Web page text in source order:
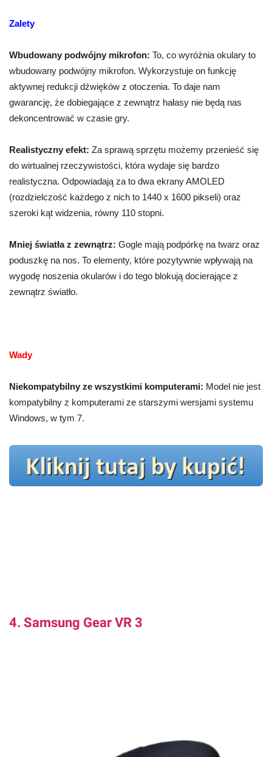
Zalety
Wbudowany podwójny mikrofon: To, co wyróżnia okulary to
wbudowany podwójny mikrofon. Wykorzystuje on funkcję
aktywnej redukcji dźwięków z otoczenia. To daje nam
gwarancję, że dobiegające z zewnątrz hałasy nie będą nas
dekoncentrować w czasie gry.
Realistyczny efekt: Za sprawą sprzętu możemy przenieść się
do wirtualnej rzeczywistości, która wydaje się bardzo
realistyczna. Odpowiadają za to dwa ekrany AMOLED
(rozdzielczość każdego z nich to 1440 x 1600 pikseli) oraz
szeroki kąt widzenia, równy 110 stopni.
Mniej światła z zewnątrz: Gogle mają podpórkę na twarz oraz
poduszkę na nos. To elementy, które pozytywnie wpływają na
wygodę noszenia okularów i do tego blokują docierające z
zewnątrz światło.
Wady
Niekompatybilny ze wszystkimi komputerami: Model nie jest
kompatybilny z komputerami ze starszymi wersjami systemu
Windows, w tym 7.
4. Samsung Gear VR 3